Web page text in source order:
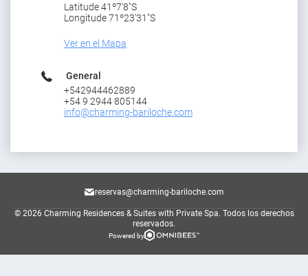
Latitude 41º7'8"S
Longitude 71º23'31"S
Ver en el Mapa
General
+542944462889
+54 9 2944 805144
info@charming-bariloche.com
reservas@charming-bariloche.com
© 2026 Charming Residences & Suites with Private Spa. Todos los derechos
reservados.
Powered by